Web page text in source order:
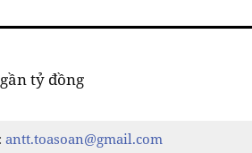
tỷ đồng
antt.toasoan@gmail.com